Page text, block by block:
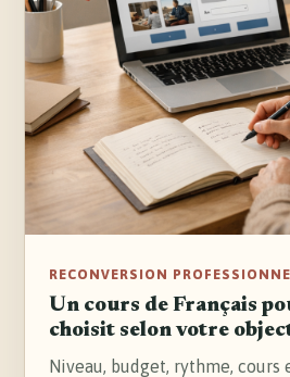
RECONVERSION
Un cours de Français
choisit selon votre
Niveau, budget, rythme, cours